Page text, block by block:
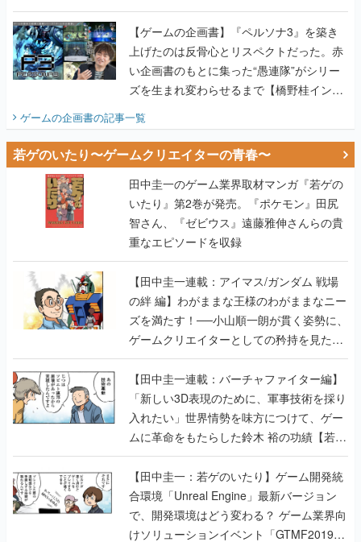
い企画書のもとに集った“愚連隊”がシリー
ズを生まれ変わらせるまで【橋野桂インタ
ビュー】
ゲームの企画書の記事一覧
若ゲのいたり〜ゲームクリエイターの青春〜
田中圭一のゲーム業界取材マンガ『若ゲの
いたり』第2巻が発売。『ポケモン』田尻
智さん、『ゼビウス』遠藤雅伸さんらの貴
重なエピソードを収録
【田中圭一連載：アイマス/ガンダム 戦場
の絆 編】わがままな王様のわがままなニー
ズを満たす！──小山順一朗が貫く姿勢に、
ゲームクリエイターとしての矜持を見た
【若ゲのいたり最終回】
【田中圭一連載：バーチャファイター編】
「新しい3D表現のために、軍事技術を採り
入れたい」世界情勢を味方につけて、ゲー
ムに革命をもたらした鈴木 裕の功績【若ゲ
のいたり】
【田中圭一：若ゲのいたり】ゲーム開発統
合環境「Unreal Engine」最新バージョン
で、開発環境はどう変わる？ ゲーム業界向
けソリューションイベント「GTMF2019」
に行って、より理解を深めよう【PR】
【田中圭一連載：サイバーコネクトツー
編】すべての責任はオレが取る。だから、